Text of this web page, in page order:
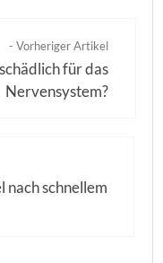
- Vorheriger Artikel
für das
Nervensystem?
nach schnellem